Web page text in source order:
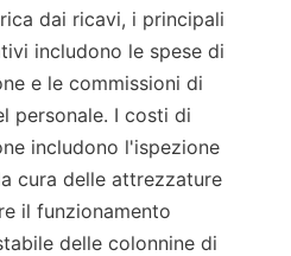
dai ricavi, i principali
includono le spese di
e le commissioni di
personale. I costi di
includono l'ispezione
cura delle attrezzature
il funzionamento
delle colonnine di